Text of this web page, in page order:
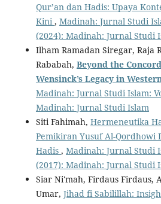
Qur’an dan Hadis: Upaya
Kini , Madinah: Jurnal Studi
(2024): Madinah: Jurnal Studi
Ilham Ramadan Siregar, Raja
Rababah, Beyond the
Wensinck’s Legacy in
Madinah: Jurnal Studi Islam:
Madinah: Jurnal Studi Islam
Siti Fahimah, Hermeneutika
Pemikiran Yusuf Al-Qordhowi
Hadis , Madinah: Jurnal Studi
(2017): Madinah: Jurnal Studi
Siar Ni'mah, Firdaus Firdaus,
Umar, Jihad fi Sabilillah: